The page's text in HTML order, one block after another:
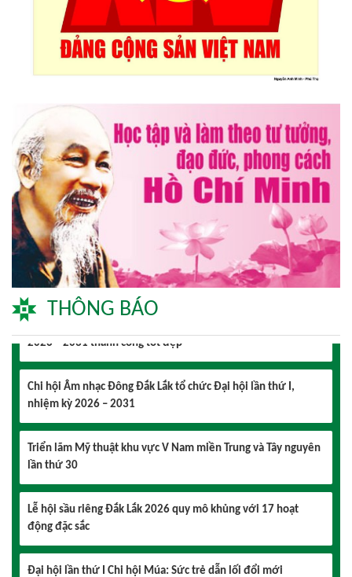
THÔNG BÁO
Triển lãm Mỹ thuật khu vực V Nam miền Trung và Tây nguyên
lần thứ 30
Lễ hội sầu riêng Đắk Lắk 2026 quy mô khủng với 17 hoạt
động đặc sắc
Đại hội lần thứ I Chi hội Múa: Sức trẻ dẫn lối đổi mới
2026 – 2031 thành công tốt đẹp
nhiệm kỳ 2026 – 2031
lần thứ 30
động đặc sắc